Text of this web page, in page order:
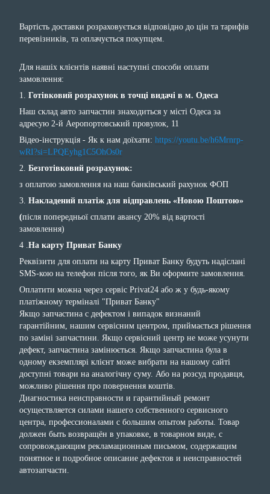
Вартість доставки розраховується відповідно до цін та тарифів
перевізників, та оплачується покупцем.
Для нашіх клієнтів наявні наступні способи оплати
замовлення:
1. Готівковий розрахунок в точці видачі в м. Одеса
Наш склад авто запчастин знаходиться у місті Одеса за
адресую 2-й Аеропортовський провулок, 11
Відео-інструкція - Як к нам доїхати: https://youtu.be/h6Mrnrp-
wRI?si=LPQEyhg1C5OhOs0r
2. Безготівковий розрахунок:
з оплатою замовлення на наш банківський рахунок ФОП
3. Накладений платіж для відправлень «Новою Поштою»
(після попередньої сплати авансу 20% від вартості
замовлення)
4 .На карту Приват Банку
Реквізити для оплати на карту Приват Банку будуть надіслані
SMS-кою на телефон після того, як Ви оформите замовлення.
Оплатити можна через сервіс Privat24 або ж у будь-якому
платіжному терміналі "Приват Банку"
Якщо запчастина с дефектом і випадок визнаний
гарантійним, нашим сервісним центром, приймається рішення
по заміні запчастини. Якщо сервісний центр не може усунути
дефект, запчастина замінюється. Якщо запчастина була в
одному екземплярі клієнт може вибрати на нашому сайті
доступні товари на аналогічну суму. Або на розсуд продавця,
можливо рішення про повернення коштів.
Диагностика неисправности и гарантийный ремонт
осуществляется силами нашего собственного сервисного
центра, профессионалами с большим опытом работы. Товар
должен быть возвращён в упаковке, в товарном виде, с
сопровождающим рекламационным письмом, содержащим
понятное и подробное описание дефектов и неисправностей
автозапчасти.